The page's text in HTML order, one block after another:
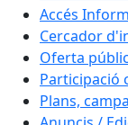
Accés
Cercador
Oferta
Participació
Plans,